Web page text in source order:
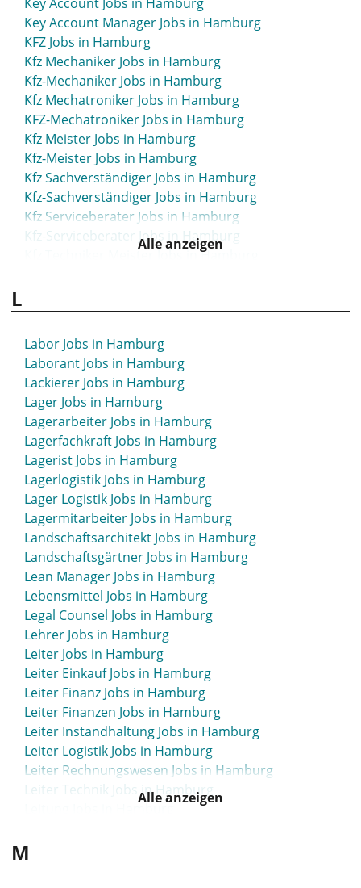
Key Account Manager Jobs in Hamburg
KFZ Jobs in Hamburg
Kfz Mechaniker Jobs in Hamburg
Kfz-Mechaniker Jobs in Hamburg
Kfz Mechatroniker Jobs in Hamburg
KFZ-Mechatroniker Jobs in Hamburg
Kfz Meister Jobs in Hamburg
Kfz-Meister Jobs in Hamburg
Kfz Sachverständiger Jobs in Hamburg
Kfz-Sachverständiger Jobs in Hamburg
Kfz Serviceberater Jobs in Hamburg
Kfz-Serviceberater Jobs in Hamburg
Kfz Techniker Meister Jobs in Hamburg
Kindergärtner Jobs in Hamburg
Koch Jobs in Hamburg
Kommissionierer Jobs in Hamburg
Kommunikation Jobs in Hamburg
Konstrukteur Jobs in Hamburg
Konstrukteur Maschinenbau Jobs in Hamburg
Koordinator Jobs in Hamburg
Kraftfahrer Jobs in Hamburg
Krankenpfleger Jobs in Hamburg
Krankenschwester Jobs in Hamburg
Küchenchef Jobs in Hamburg
Küchenleiter Jobs in Hamburg
Kultur Jobs in Hamburg
Kundenberatung Jobs in Hamburg
Kundenbetreuung Jobs in Hamburg
Kundenservice Jobs in Hamburg
Kunst Jobs in Hamburg
Kunststofftechnik Jobs in Hamburg
Alle anzeigen
L
Labor Jobs in Hamburg
Laborant Jobs in Hamburg
Lackierer Jobs in Hamburg
Lager Jobs in Hamburg
Lagerarbeiter Jobs in Hamburg
Lagerfachkraft Jobs in Hamburg
Lagerist Jobs in Hamburg
Lagerlogistik Jobs in Hamburg
Lager Logistik Jobs in Hamburg
Lagermitarbeiter Jobs in Hamburg
Landschaftsarchitekt Jobs in Hamburg
Landschaftsgärtner Jobs in Hamburg
Lean Manager Jobs in Hamburg
Lebensmittel Jobs in Hamburg
Legal Counsel Jobs in Hamburg
Lehrer Jobs in Hamburg
Leiter Jobs in Hamburg
Leiter Einkauf Jobs in Hamburg
Leiter Finanz Jobs in Hamburg
Leiter Finanzen Jobs in Hamburg
Leiter Instandhaltung Jobs in Hamburg
Leiter Logistik Jobs in Hamburg
Leiter Rechnungswesen Jobs in Hamburg
Leiter Technik Jobs in Hamburg
Lkw-Fahrer Jobs in Hamburg
Lkw Fahrer Nahverkehr Jobs in Hamburg
Alle anzeigen
M